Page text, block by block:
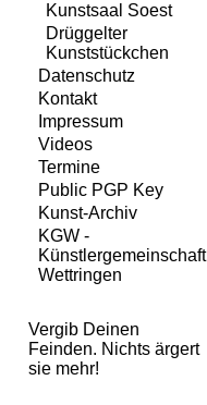
Kunstsaal Soest
Drüggelter
Kunststückchen
Datenschutz
Kontakt
Impressum
Videos
Termine
Public PGP Key
Kunst-Archiv
KGW -
Künstlergemeinschaft
Wettringen
Vergib Deinen
Feinden. Nichts ärgert
sie mehr!